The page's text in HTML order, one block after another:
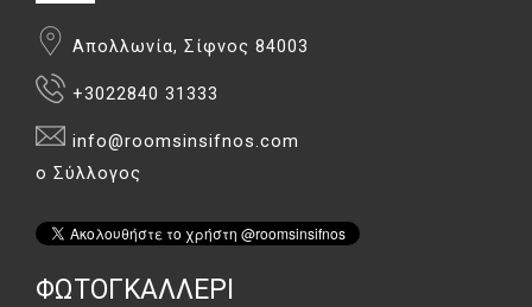
Απολλωνία, Σίφνος 84003
+3022840 31333
info@roomsinsifnos.com
ο Σύλλογος
ΦΏΤΟΓΚΑΛΛΕΡΙ